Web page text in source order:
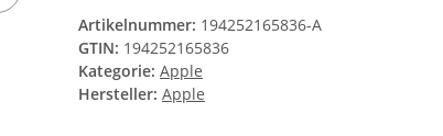
Artikelnummer: 194252165836-A
GTIN: 194252165836
Kategorie: Apple
Hersteller: Apple